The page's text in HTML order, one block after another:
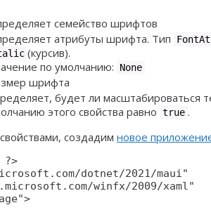
семейство шрифтов
атрибуты шрифта. Тип
(курсив).
по умолчанию:
None
шрифта
будет ли масштабироваться
этого свойства равно true .
создадим новое
dotnet/2021/maui"
winfx/2009/xaml"